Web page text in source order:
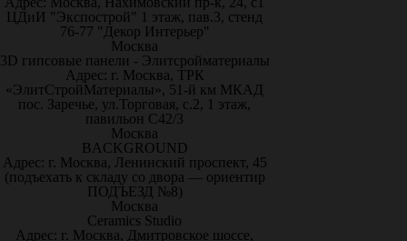
ЦДиИ "Экспострой" 1 этаж, пав.3, стенд
76-77 "Декор Интерьер"
Москва
3D гипсовые панели - Элитсройматериалы
Адрес: г. Москва, ТРК
«ЭлитСтройМатериалы», 51-й км МКАД
пос. Заречье, ул.Торговая, с.2, 1 этаж,
павильон С42/3
Москва
BACKGROUND
Адрес: г. Москва, Ленинский проспект, 45
(подъехать к складу со двора — ориентир
ПОДЪЕЗД №8)
Москва
Ceramics Studio
Адрес: г. Москва, Дмитровское шоссе,